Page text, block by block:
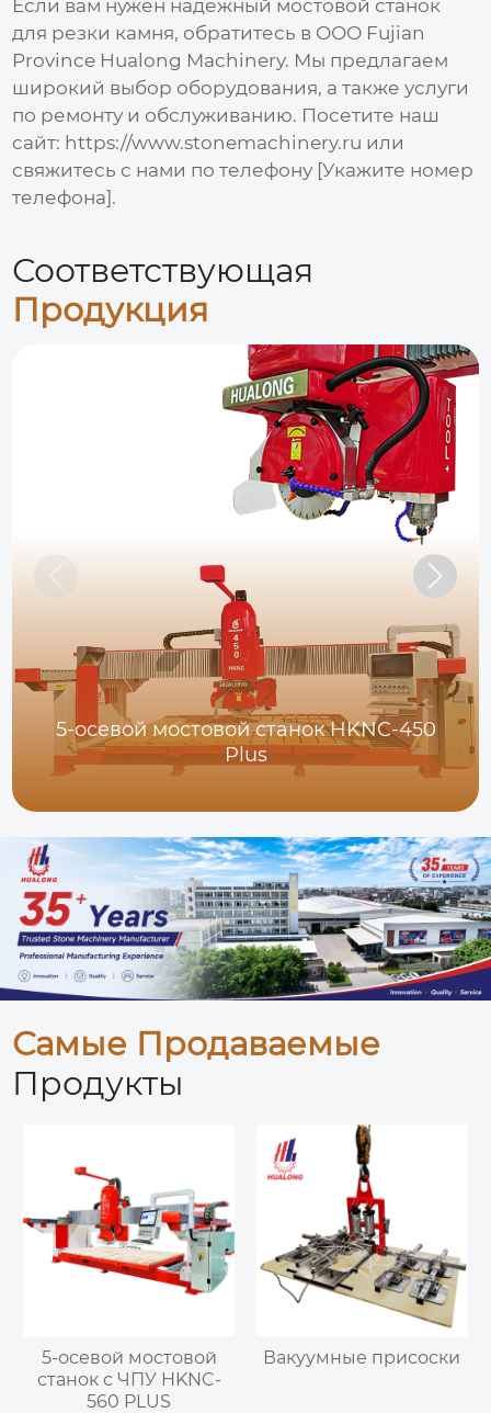
Если вам нужен надежный мостовой станок
для резки камня, обратитесь в ООО Fujian
Province Hualong Machinery. Мы предлагаем
широкий выбор оборудования, а также услуги
по ремонту и обслуживанию. Посетите наш
сайт: https://www.stonemachinery.ru или
свяжитесь с нами по телефону [Укажите номер
телефона].
Соответствующая
Продукция
5-осевой мостовой станок HKNC-450
Plus
Самые Продаваемые
Продукты
5-осевой мостовой
станок с ЧПУ HKNC-
560 PLUS
Вакуумные присоски